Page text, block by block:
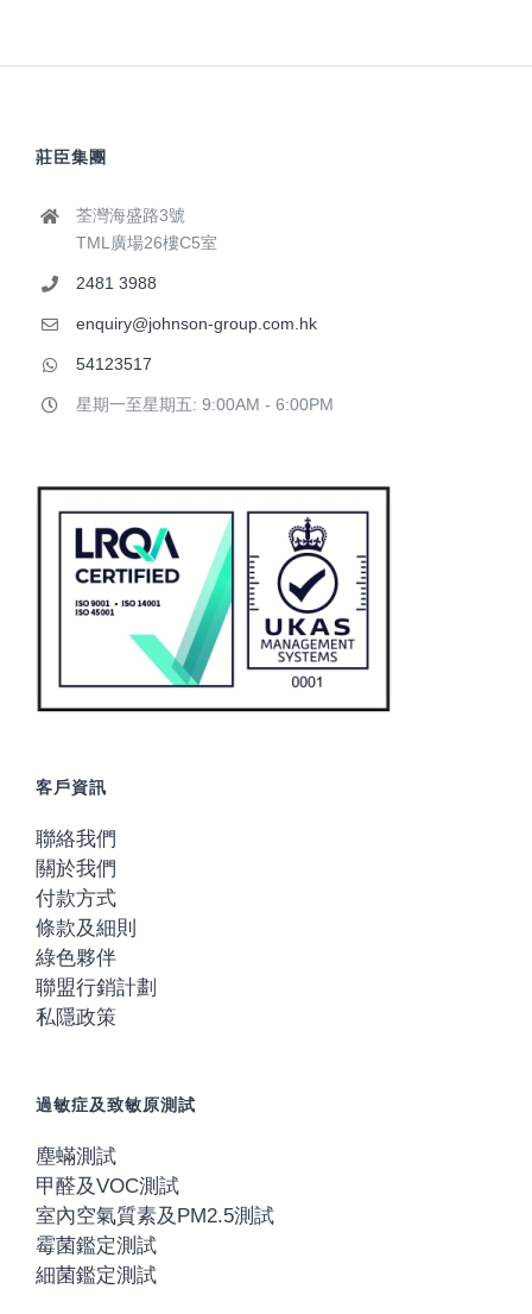
莊臣集團
荃灣海盛路3號
TML廣場26樓C5室
2481 3988
enquiry@johnson-group.com.hk
54123517
星期一至星期五: 9:00AM - 6:00PM
客戶資訊
聯絡我們
關於我們
付款方式
條款及細則
綠色夥伴
聯盟行銷計劃
私隱政策
過敏症及致敏原測試
塵蟎測試
甲醛及VOC測試
室內空氣質素及PM2.5測試
霉菌鑑定測試
細菌鑑定測試